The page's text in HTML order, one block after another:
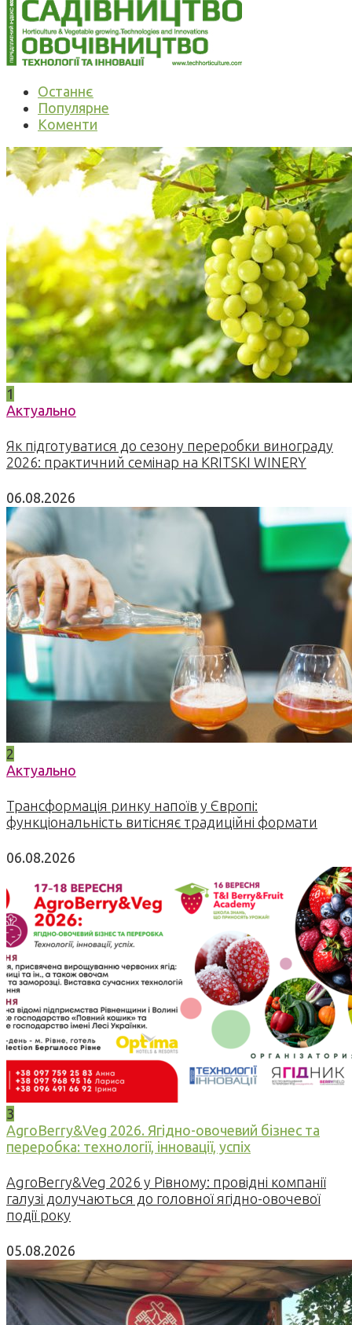
Останнє
Популярне
Коменти
1
Актуально
Як підготуватися до сезону переробки винограду
2026: практичний семінар на KRITSKI WINERY
06.08.2026
2
Актуально
Трансформація ринку напоїв у Європі:
функціональність витісняє традиційні формати
06.08.2026
3
AgroBerry&Veg 2026. Ягідно-овочевий бізнес та
переробка: технології, інновації, успіх
AgroBerry&Veg 2026 у Рівному: провідні компанії
галузі долучаються до головної ягідно-овочевої
події року
05.08.2026